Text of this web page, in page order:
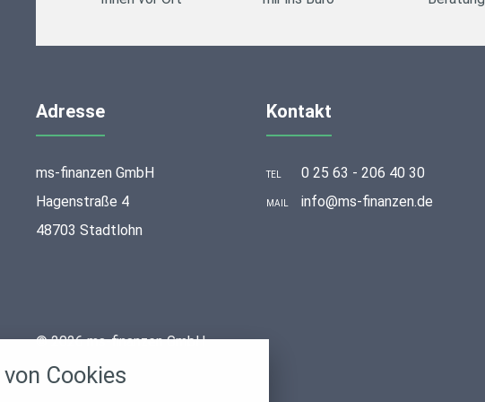
Adresse
ms-finanzen GmbH
Hagenstraße 4
48703 Stadtlohn
Kontakt
TEL 0 25 63 - 206 40 30
MAIL info@ms-finanzen.de
© 2026 ms-finanzen GmbH
Cookies
akzeptieren oder zu blockieren.